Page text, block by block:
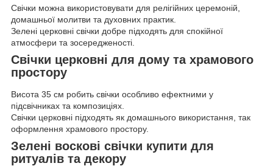
Свічки можна використовувати для релігійних церемоній,
домашньої молитви та духовних практик.
Зелені церковні свічки добре підходять для спокійної
атмосфери та зосередженості.
Свічки церковні для дому та храмового
простору
Висота 35 см робить свічки особливо ефектними у
підсвічниках та композиціях.
Свічки церковні підходять як домашнього використання, так
оформлення храмового простору.
Зелені воскові свічки купити для
ритуалів та декору